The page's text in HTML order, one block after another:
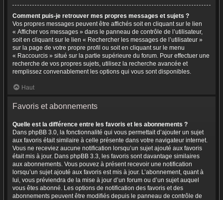
Comment puis-je retrouver mes propres messages et sujets ?
Vos propres messages peuvent être affichés soit en cliquant sur le lien
« Afficher vos messages » dans le panneau de contrôle de l’utilisateur,
soit en cliquant sur le lien « Rechercher les messages de l’utilisateur »
sur la page de votre propre profil ou soit en cliquant sur le menu
« Raccourcis » situé sur la partie supérieure du forum. Pour effectuer une
recherche de vos propres sujets, utilisez la recherche avancée et
remplissez convenablement les options qui vous sont disponibles.
Haut
Favoris et abonnements
Quelle est la différence entre les favoris et les abonnements ?
Dans phpBB 3.0, la fonctionnalité qui vous permettait d’ajouter un sujet
aux favoris était similaire à celle présente dans votre navigateur internet.
Vous ne receviez aucune notification lorsqu’un sujet ajouté aux favoris
était mis à jour. Dans phpBB 3.3, les favoris sont davantage similaires
aux abonnements. Vous pouvez à présent recevoir une notification
lorsqu’un sujet ajouté aux favoris est mis à jour. L’abonnement, quant à
lui, vous préviendra de la mise à jour d’un forum ou d’un sujet auquel
vous êtes abonné. Les options de notification des favoris et des
abonnements peuvent être modifiés depuis le panneau de contrôle de